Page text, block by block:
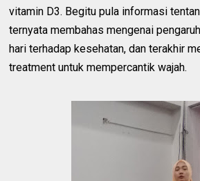
vitamin D3. Begitu pula informasi
ternyata membahas mengenai
hari terhadap kesehatan, dan terakhir
treatment untuk mempercantik wajah.